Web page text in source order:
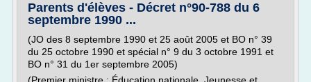
Parents d'élèves - Décret n°90-788 du 6
septembre 1990 ...
(JO des 8 septembre 1990 et 25 août 2005 et BO n° 39
du 25 octobre 1990 et spécial n° 9 du 3 octobre 1991 et
BO n° 31 du 1er septembre 2005)